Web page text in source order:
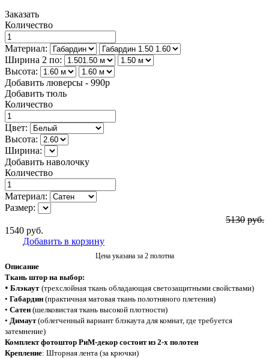
Заказать
Количество
Материал:
Ширина 2 по:
Высота:
Добавить люверсы - 990р
Добавить тюль
Количество
Цвет:
Высота:
Ширина:
Добавить наволочку
Количество
Материал:
Размер:
5130 руб.
1540 руб.
Добавить в корзину
Цена указана за 2 полотна
Описание
Ткань штор на выбор:
• Блэкаут (трехслойная ткань обладающая светозащитными свойствами)
• Габардин (практичная матовая ткань полотняного плетения)
• Сатен (шелковистая ткань высокой плотности)
• Димаут(облегченный вариант блэкаута для комнат, где требуется
затемнение)
Комплект фотоштор РиМ-декор состоит из 2-х полотен
Крепление: Шторная лента (за крючки)